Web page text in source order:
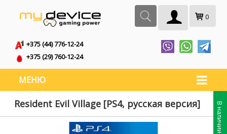
0
+375 (44) 776-12-24
+375 (29) 760-12-24
МЕНЮ
Resident Evil Village [PS4, русская версия] В наличии